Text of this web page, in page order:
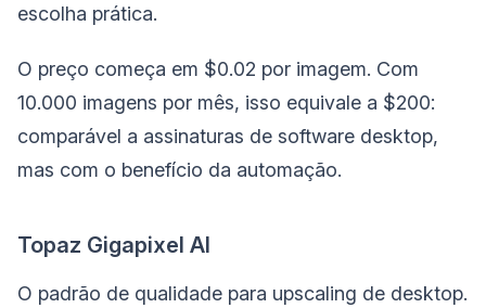
escolha prática.
O preço começa em $0.02 por imagem. Com
10.000 imagens por mês, isso equivale a $200:
comparável a assinaturas de software desktop,
mas com o benefício da automação.
Topaz Gigapixel AI
O padrão de qualidade para upscaling de desktop.